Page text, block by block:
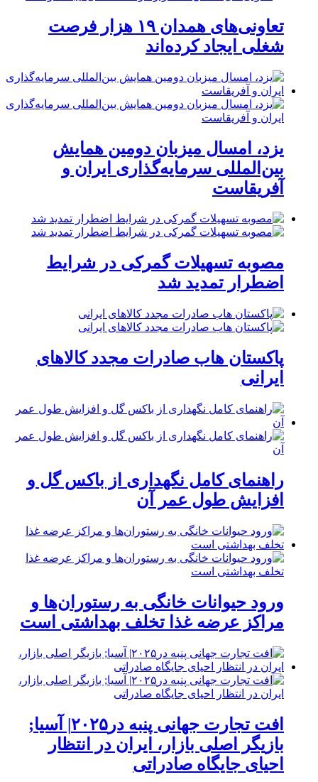
تعاونی‌های همدان ۱۹ هزار فرصت
شغلی ایجاد کرده‌اند
یزد، امسال میزبان دومین همایش
بین‌المللی سرمایه‌گذاری ایران و
آفریقاست
مصوبه تسهیلات گمرکی در شرایط
اضطرار تمدید شد
پاکستان هاب صادرات مجدد کالاهای
ایرانی
راهنمای کامل نگهداری از باکس گل و
افزایش طول عمر آن
ورود حیوانات خانگی به رستوران‌ها و
مراکز عرضه غذا تخلف بهداشتی است
افت تجارت جهانی پنبه در۲۰۲۵| آسیا;
بازیگر اصلی بازار، ایران در انتظار
احیای جایگاه صادراتی